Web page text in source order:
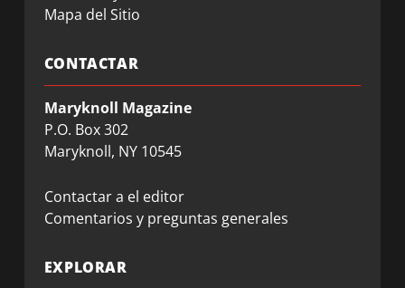
Mapa del Sitio
CONTACTAR
Maryknoll Magazine
P.O. Box 302
Maryknoll, NY 10545
Contactar a el editor
Comentarios y preguntas generales
EXPLORAR